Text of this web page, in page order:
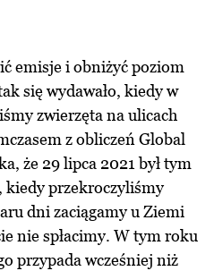
emisje i obniżyć poziom
się wydawało, kiedy w
zwierzęta na ulicach
z obliczeń Global
że 29 lipca 2021 był tym
przekroczyliśmy
dni zaciągamy u Ziemi
nie spłacimy. W tym roku
przypada wcześniej niż